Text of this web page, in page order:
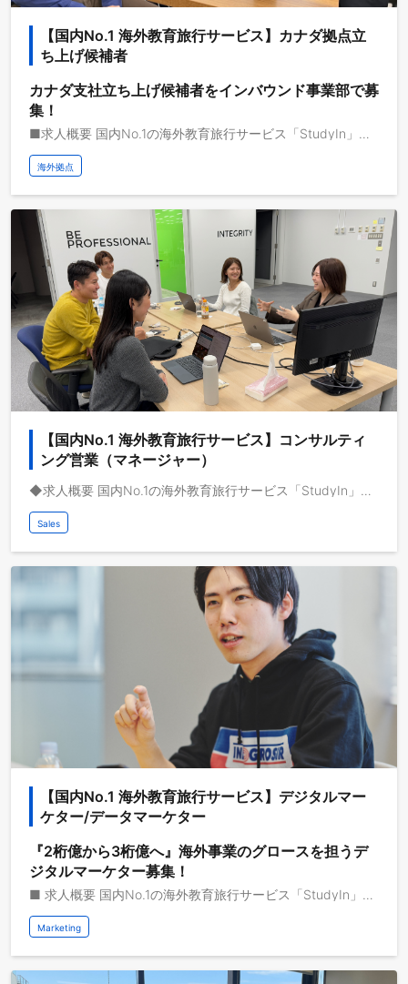
【国内No.1 海外教育旅行サービス】カナダ拠点立
ち上げ候補者
カナダ支社立ち上げ候補者をインバウンド事業部で募
集！
■求人概要 国内No.1の海外教育旅行サービス「StudyIn」で活躍するカナダ拠点の立ち上げ責任者候補、もしくは拠点メンバーを募集します。 動画メディアを共通基盤として海外事業を急成長させている株式会社ブルードは、取扱高を三桁億から四桁億へスケールするフェーズにいます。自己資本経営、取扱高約三桁億、営業利益一桁億、日本最大級の教育旅行サービスを運営しており、これから世界で教育旅行サービスの垂直統合モデルを実現し、世界で最も人々のライフチェンジをサポートする企業になりたいと考えています。 ■業務イメージ 海外教育旅行サービスのカナダ拠点立ち上げと現地での事業開発を担当いただきます。 ■求人概要 現在、教育旅行サービスでは、留学前・中・後で一気通貫のサービス提供を強固にすべく、海外渡航中に当たる海外拠点の立ち上げを積極的に行っています。現地では、顧客を直接サポートするサービスや、仕事、住まい、コミュニティ、ビザ、移住などのサポートのみならず、現地顧客に特化した教育旅行サービスの立ち上げ、学校法人に向けた新しい教育体験プログラムの開発を現地の教育機関と協業で行います。 カナダでの事業開発、事業企画、組織構築、組織マネジメントなど、事業をスケールさせる上で必要な業務を任せ、非連続な成長を推進していただきます。 ■仕事イメージ - 現地でのカスタマーサポート機能を構築 - 仕事、住まい、ビザ、移住サポートサービスの開発 - 現地にて教育旅行サービスの立ち上げ - 教育体験プログラムの開発 - 組織構築、マネジメント ■顧客のイメージ 対象顧客は、大別して二つのカテゴリーに分類されます。一つは、日本からカナダに留学、または研修をする個人・企業・学校団体の顧客です。現地での仕事や住まいや移住のためのサービス提供を行います。 二つは、すでに現地で留学中の日本人と外国人の顧客です。現地での転校や引っ越し、仕事や移住のためのサービス提供を行います。 拠点責任者とメンバーで議論をしながらPDCAを回し、事業開発を推進いただきます。 ■期待する役割 カナダ拠点の立ち上げと事業開発をお任せたいたします。事業責任者もしくはメンバーとして、顧客ニーズを策定し、各サービスの開発、サービス提供の推進、業績につながる成果の創出を行っていただきます。 サービス立ち上げ後は、現地採用から組織構築、マネジメントまで、事業開発と組織開発をどちらも推進していただきます。
海外拠点
【国内No.1 海外教育旅行サービス】コンサルティ
ング営業（マネージャー）
◆求人概要 国内No.1の海外教育旅行サービス「StudyIn」で活躍するライフコンサルタントのマネージャー候補を募集します。 動画メディアを共通基盤として海外事業を急成長させている株式会社ブルードは、取扱高を三桁億から四桁億へスケールするフェーズにいます。自己資本経営、取扱高約三桁億、営業利益一桁億、日本最大級の教育旅行サービスを運営しており、これから世界で教育旅行サービスの垂直統合モデルを実現し、世界で最も人々のライフチェンジをサポートする企業になりたいと考えています。 ◆業務イメージ ライフコンサルタント（ToC個人顧客向け） ライフコンサルタントとして、個人顧客の留学ニーズに対応し、ヒアリングから提案、契約に至るまでの全プロセスを担当していただきます。このポジションは事業計画の中核を担い、教育旅行サービスや保険の売上の最大化に貢献するとともに、チーム全体の予算達成に寄与することが求められます。また、将来的にはリーダーとして営業チームを率い、組織の拡大を支える役割も期待されています。 ◆担当業務: このポジションでは、個人顧客向けのライフコンサルティング業務全般を担当していただきます。具体的には、顧客とのヒアリングを通じてニーズを把握し、最適な留学プランを提案することが主な業務となります。また、インサイドセールスとして、潜在顧客とのアポイントメント取得も行い、営業活動を推進します。加えて、営業プロセスの標準化や仕組み化、営業企画にも携わり、将来的にはリーダーとしてチームをマネジメントすることが期待されます。 ◆対象顧客・業界: この職種の対象となる顧客は、主に学生、社会人、シニアといった個人顧客であり、彼らの留学ニーズに応じたサービスを提供します。業界としては、留学業界全般に属し、個人のライフステージに応じた留学サポートを行います。 ◆業務の流れ 日々の業務は、顧客との留学コンサルティングを中心に、チーム会議や営業戦略の策定、顧客対応（メールや電話でのやり取り）、営業プロセスの改善と仕組み化など多岐にわたります。また、営業活動の効率化を図りながら、顧客の期待に応えるサービス提供を行っていただきます。 ◆求めるスキル・経験: 顧客の課題を正確に理解し、最適な解決策を提供する能力が求められます。また、留学や海外に関する知識は必須ですが、入社後に学んでいただければ問題ありません。さらに、将来的にはリーダーとして営業チームをマネジメントするためのスキルや意欲も重要です。 ◆社内外の課題感と期待される成果: 社内においては、事業拡大フェーズにあるため、営業プロセスの標準化や組織作りが課題となります。また、社外においては、留学を通じて人生の転機を迎えようとする顧客に対して、英語力向上や価値観の変容をサポートすることが期待されています。 ◆チーム・上司との関わり方: この職種では、チーム内での日次および月次目標の確認と達成に向けて取り組みます。また、事業責任者や経営陣との密な連携を通じて、営業方針の策定やマーケティングチームと協力しながら、顧客開拓手法の最適化を図ります。
Sales
【国内No.1 海外教育旅行サービス】デジタルマー
ケター/データマーケター
『2桁億から3桁億へ』海外事業のグロースを担うデ
ジタルマーケター募集！
■ 求人概要 国内No.1の海外教育旅行サービス「StudyIn」で活躍するデジタルマーケター、データマーケターを募集します。 動画メディアを共通基盤として海外事業を急成長させている株式会社ブルードは、取扱高を三桁億から四桁億へスケールするフェーズにいます。自己資本経営、取扱高約三桁億、営業利益一桁億、日本最大級の教育旅行サービスを運営しており、これから世界で教育旅行サービスの垂直統合モデルを実現し、世界で最も人々のライフチェンジをサポートする企業になりたいと考えています。 ■ 具体的な業務 - デジタル広告等を活用した集客施策の設計・実行・検証 - ツールを活用したユーザー分析、セグメンテーション - ユーザーセグメントごとのコミュニケーションシナリオ策定 - CRMに関するの戦略立案～実行、改善 - ユーザー向けキャンペーン企画・設計・進行 - ユーザー体験向上に向けたユーザー要望のヒアリングや開発チームへの提案と連携 - Google Ad Managerを活用した広告運用 - 広告売上最大化に向けた施策の立案〜実行までの一気通貫の推進 - WebサイトのUI・UX改善 - Webサイトのデータ分析 - エンジニアを巻き込んだWeb開発のディレクション - 外部の広告事業者とのリレーション構築・折衝 - 広告以外の新規マネタイズ手法の企画・推進 【ブルードの『いま』が解る会社紹介資料】 https://speakerdeck.com/blued/zhu-shi-hui-she-burudohui-she-shao-jie 【最新NEWS】 - 『大阪・関西万博』オーストラリアパビリオンに弊社メディアが出演します https://blued.jp/archives/3565 - イギリスのBBCテレビ『Blue Peter』に「Dive Into Japan」として出演しました https://blued.jp/archives/3546 - 『Dive Into Japan』のYouTube登録者数が100万人を突破しました https://blued.jp/archives/3538 -『Spotify』の電車内ポスターにて弊社メディアが「まるまる1両」ジャックしました https://blued.jp/archives/3525 - YouTubeチャンネル「StudyInネイティブ英会話」が100万登録を突破しました https://blued.jp/archives/3391 - 『日本経済新聞』にブルードに関する記事が掲載されました https://blued.jp/archives/3033
Marketing